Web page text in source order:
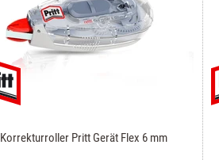
Korrekturroller Pritt Gerät Flex 6 mm